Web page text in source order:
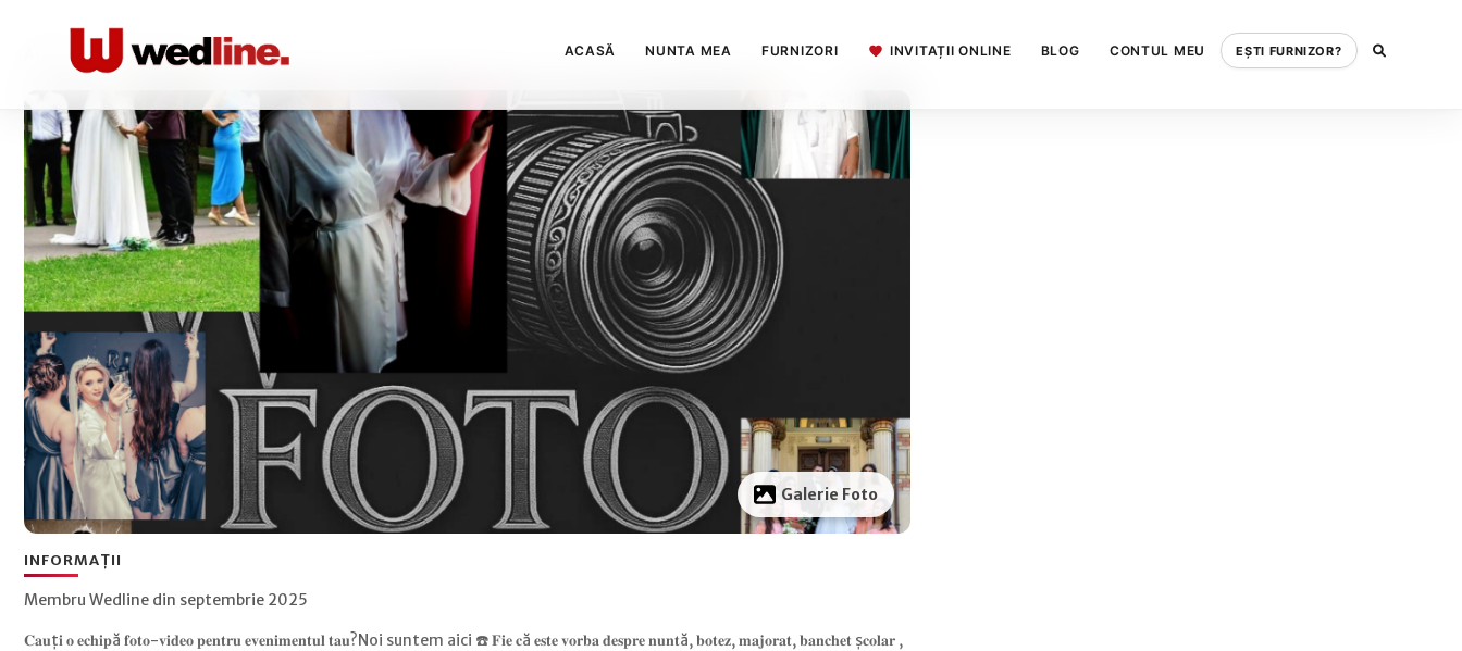
ACASĂ NUNTA MEA FURNIZORI INVITAȚII ONLINE BLOG CONTUL MEU EȘTI FURNIZOR?
/ Foto-video / Wll
Galerie Foto
INFORMAȚII
Membru Wedline din septembrie 2025
𝐂𝐚𝐮ț𝐢 𝐨 𝐞𝐜𝐡𝐢𝐩ă 𝐟𝐨𝐭𝐨-𝐯𝐢𝐝𝐞𝐨 𝐩𝐞𝐧𝐭𝐫𝐮 𝐞𝐯𝐞𝐧𝐢𝐦𝐞𝐧𝐭𝐮𝐥 𝐭𝐚𝐮?Noi suntem aici ☎️ 𝐅𝐢𝐞 𝐜ă 𝐞𝐬𝐭𝐞 𝐯𝐨𝐫𝐛𝐚 𝐝𝐞𝐬𝐩𝐫𝐞 𝐧𝐮𝐧𝐭ă, 𝐛𝐨𝐭𝐞𝐳, 𝐦𝐚𝐣𝐨𝐫𝐚𝐭, 𝐛𝐚𝐧𝐜𝐡𝐞𝐭 ș𝐜𝐨𝐥𝐚𝐫 ,